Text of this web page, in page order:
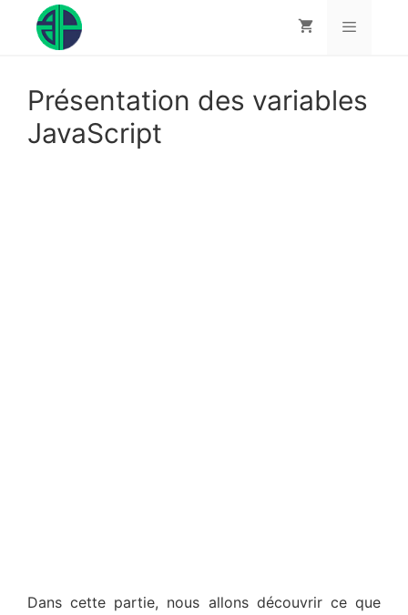
contenu
Présentation des variables
JavaScript
Dans cette partie, nous allons découvrir ce que